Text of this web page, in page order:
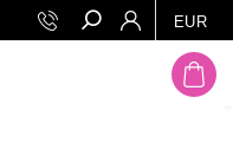
EUR
Hľadať